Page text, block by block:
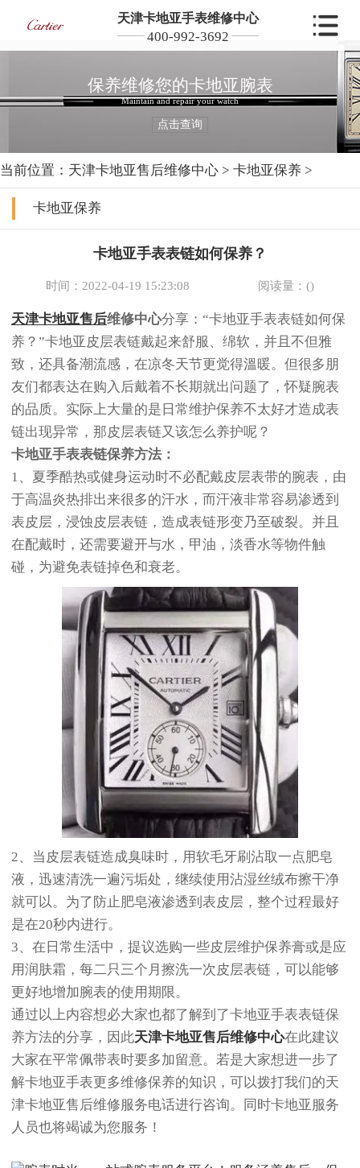
天津卡地亚手表维修中心
400-992-3692
保养维修您的卡地亚腕表
Maintain and repair your watch
点击查询
当前位置： 天津卡地亚售后维修中心 > 卡地亚保养 >
卡地亚保养
卡地亚手表表链如何保养？
时间：2022-04-19 15:23:08 阅读量：()
天津卡地亚售后维修中心分享：“卡地亚手表表链如何保
养？”卡地亚皮层表链戴起来舒服、绵软，并且不但雅
致，还具备潮流感，在凉冬天节更觉得溫暖。但很多朋
友们都表达在购入后戴着不长期就出问题了，怀疑腕表
的品质。实际上大量的是日常维护保养不太好才造成表
链出现异常，那皮层表链又该怎么养护呢？
卡地亚手表表链保养方法：
1、夏季酷热或健身运动时不必配戴皮层表带的腕表，由
于高温炎热排出来很多的汗水，而汗液非常容易渗透到
表皮层，浸蚀皮层表链，造成表链形变乃至破裂。并且
在配戴时，还需要避开与水，甲油，淡香水等物件触
碰，为避免表链掉色和衰老。
2、当皮层表链造成臭味时，用软毛牙刷沾取一点肥皂
液，迅速清洗一遍污垢处，继续使用沾湿丝绒布擦干净
就可以。为了防止肥皂液渗透到表皮层，整个过程最好
是在20秒内进行。
3、在日常生活中，提议选购一些皮层维护保养膏或是应
用润肤霜，每二只三个月擦洗一次皮层表链，可以能够
更好地增加腕表的使用期限。
通过以上内容想必大家也都了解到了卡地亚手表表链保
养方法的分享，因此天津卡地亚售后维修中心在此建议
大家在平常佩带表时要多加留意。若是大家想进一步了
解卡地亚手表更多维修保养的知识，可以拨打我们的天
津卡地亚售后维修服务电话进行咨询。同时卡地亚服务
人员也将竭诚为您服务！